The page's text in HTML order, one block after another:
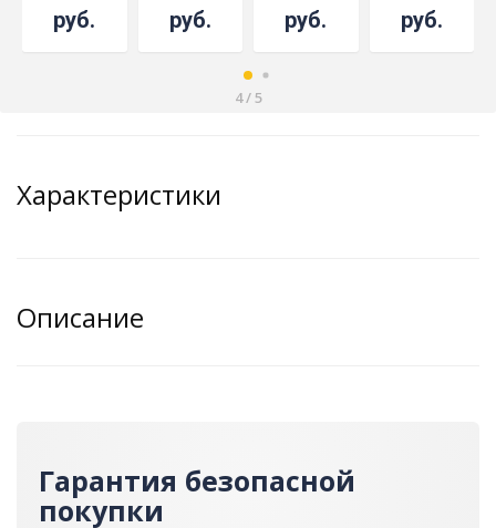
руб.
руб.
руб.
руб.
4/5
Характеристики
Описание
Гарантия безопасной
покупки